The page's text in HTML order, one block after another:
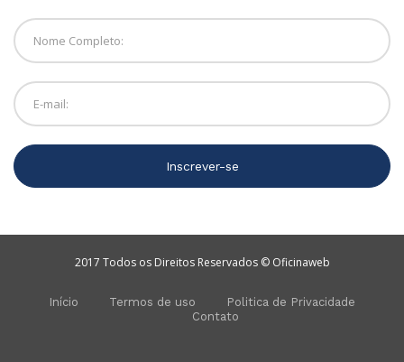
Inscrever-se
2017 Todos os Direitos Reservados © Oficinaweb
Início Termos de uso
Politica de Privacidade
Contato